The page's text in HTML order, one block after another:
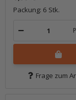
Packung: 6 Stk.
Frage zum